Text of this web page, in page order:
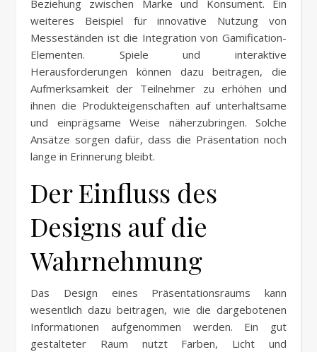
Beziehung zwischen Marke und Konsument. Ein
weiteres Beispiel für innovative Nutzung von
Messeständen ist die Integration von Gamification-
Elementen. Spiele und interaktive
Herausforderungen können dazu beitragen, die
Aufmerksamkeit der Teilnehmer zu erhöhen und
ihnen die Produkteigenschaften auf unterhaltsame
und einprägsame Weise näherzubringen. Solche
Ansätze sorgen dafür, dass die Präsentation noch
lange in Erinnerung bleibt.
Der Einfluss des
Designs auf die
Wahrnehmung
Das Design eines Präsentationsraums kann
wesentlich dazu beitragen, wie die dargebotenen
Informationen aufgenommen werden. Ein gut
gestalteter Raum nutzt Farben, Licht und